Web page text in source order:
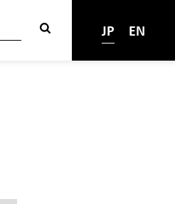
JP EN